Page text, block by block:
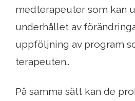
medterapeuter som kan
underhållet av
uppföljning av program
terapeuten..
På samma sätt kan de